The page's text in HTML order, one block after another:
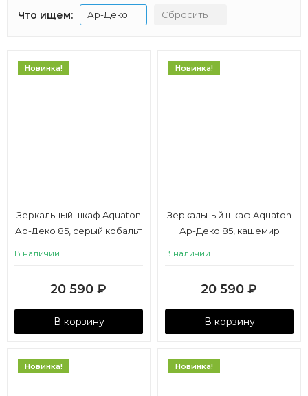
Что ищем: Ар-Деко Сбросить
Новинка!
Зеркальный шкаф Aquaton
Ар-Деко 85, серый кобальт
В наличии
20 590 ₽
В корзину
Новинка!
Зеркальный шкаф Aquaton
Ар-Деко 85, кашемир
В наличии
20 590 ₽
В корзину
Новинка! Новинка!